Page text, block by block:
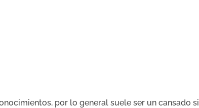
por lo general suele ser un cansado si